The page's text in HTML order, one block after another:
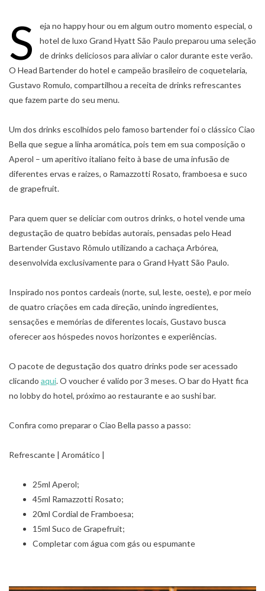
S
eja no happy hour ou em algum outro momento especial, o
hotel de luxo Grand Hyatt São Paulo preparou uma seleção
de drinks deliciosos para aliviar o calor durante este verão.
O Head Bartender do hotel e campeão brasileiro de coquetelaria,
Gustavo Romulo, compartilhou a receita de drinks refrescantes
que fazem parte do seu menu.
Um dos drinks escolhidos pelo famoso bartender foi o clássico Ciao
Bella que segue a linha aromática, pois tem em sua composição o
Aperol – um aperitivo italiano feito à base de uma infusão de
diferentes ervas e raízes, o Ramazzotti Rosato, framboesa e suco
de grapefruit.
Para quem quer se deliciar com outros drinks, o hotel vende uma
degustação de quatro bebidas autorais, pensadas pelo Head
Bartender Gustavo Rômulo utilizando a cachaça Arbórea,
desenvolvida exclusivamente para o Grand Hyatt São Paulo.
Inspirado nos pontos cardeais (norte, sul, leste, oeste), e por meio
de quatro criações em cada direção, unindo ingredientes,
sensações e memórias de diferentes locais, Gustavo busca
oferecer aos hóspedes novos horizontes e experiências.
O pacote de degustação dos quatro drinks pode ser acessado
clicando aqui. O voucher é valido por 3 meses. O bar do Hyatt fica
no lobby do hotel, próximo ao restaurante e ao sushi bar.
Confira como preparar o Ciao Bella passo a passo:
Refrescante | Aromático |
25ml Aperol;
45ml Ramazzotti Rosato;
20ml Cordial de Framboesa;
15ml Suco de Grapefruit;
Completar com água com gás ou espumante